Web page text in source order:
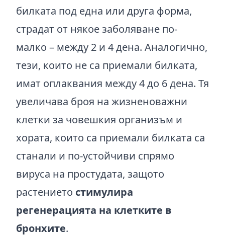
билката под една или друга форма,
страдат от някое заболяване по-
малко – между 2 и 4 дена. Аналогично,
тези, които не са приемали билката,
имат оплаквания между 4 до 6 дена. Тя
увеличава броя на жизненоважни
клетки за човешкия организъм и
хората, които са приемали билката са
станали и по-устойчиви спрямо
вируса на простудата, защото
растението стимулира
регенерацията на клетките в
бронхите.